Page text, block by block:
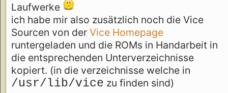
Laufwerke
ich habe mir also zusätzlich noch die Vice
Sourcen von der Vice Homepage
runtergeladen und die ROMs in Handarbeit in
die entsprechenden Unterverzeichnisse
kopiert. (in die verzeichnisse welche in
/usr/lib/vice zu finden sind)